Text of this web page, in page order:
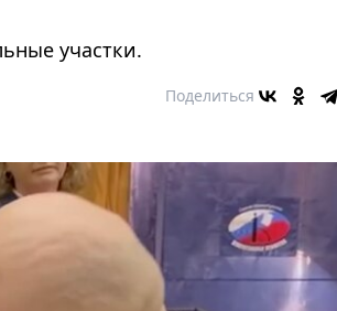
участки.
Поделиться